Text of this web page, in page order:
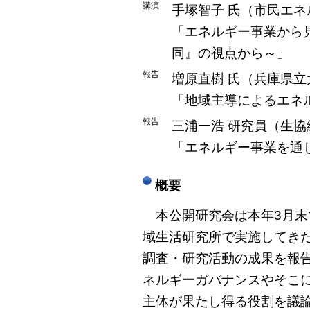
講演
手塚智子 氏（市民エ
「エネルギー事業か
同』の視点から～」
報告
増原直樹 氏（兵庫県
「地域主導によるエ
報告
三浦一浩 研究員（生
「エネルギー事業を
概要
本公開研究会は本年3月
域生活研究所で実施してき
調査・研究活動の成果を報
ネルギーガバナンスやそこ
主体が果たし得る役割を議